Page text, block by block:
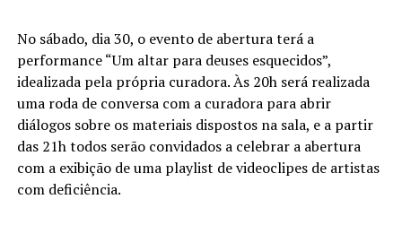
No sábado, dia 30, o evento de abertura terá a
performance “Um altar para deuses esquecidos”,
idealizada pela própria curadora. Às 20h será realizada
uma roda de conversa com a curadora para abrir
diálogos sobre os materiais dispostos na sala, e a partir
das 21h todos serão convidados a celebrar a abertura
com a exibição de uma playlist de videoclipes de artistas
com deficiência.